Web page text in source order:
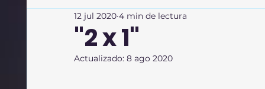
"2 x 1"
12 jul 2020 4 min de lectura
Actualizado: 8 ago 2020